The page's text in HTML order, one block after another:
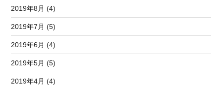
2019年8月 (4)
2019年7月 (5)
2019年6月 (4)
2019年5月 (5)
2019年4月 (4)